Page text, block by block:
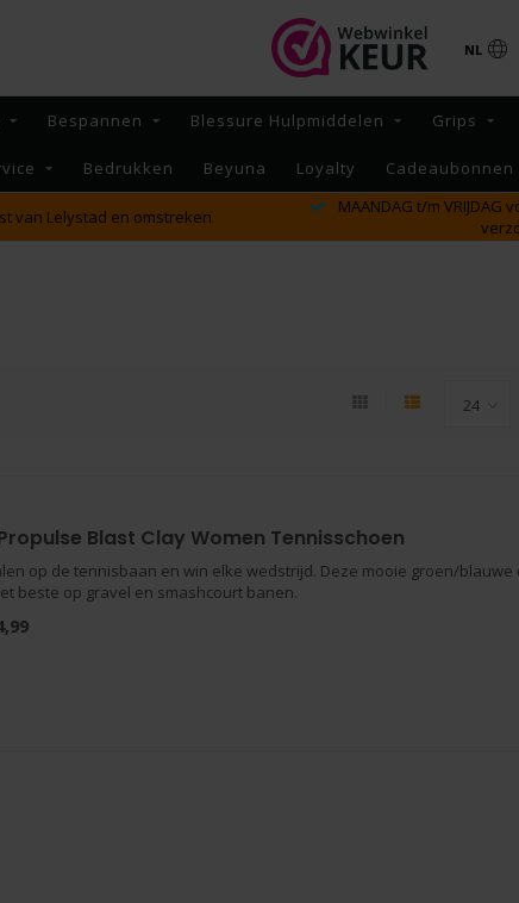
NL
Bespannen Blessure Hulpmiddelen Grips
Bedrukken Beyuna Loyalty Cadeaubonnen
van Lelystad en omstreken
MAANDAG t/m
Blast Clay Women Tennisschoen
op de tennisbaan en win elke wedstrijd. Deze mooie groen/
beste op gravel en smashcourt banen.